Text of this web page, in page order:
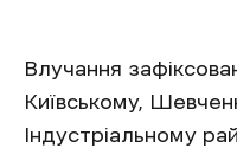
Влучання
Київському,
Індустріальному